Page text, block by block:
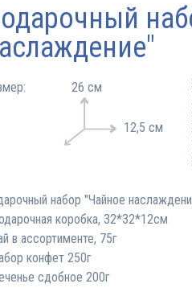
12,5 см
26 см
набор "Чайное
коробка, 32*32*12см
в ассортименте, 75г
конфет 250г
сдобное 200г